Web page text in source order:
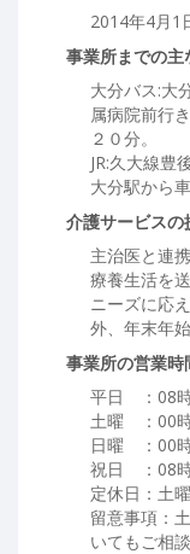
2014年4月1
事業所までの
大分バス:大
属病院前行
２０分。
JR:久大線豊
大分駅から
介護サービスの
主治医と連
療養生活を
ニーズに応
外、年末年
事業所の営業時
平日 ：08
土曜 ：00
日曜 ：00
祝日 ：08
定休日：土
留意事項：
いてもご相